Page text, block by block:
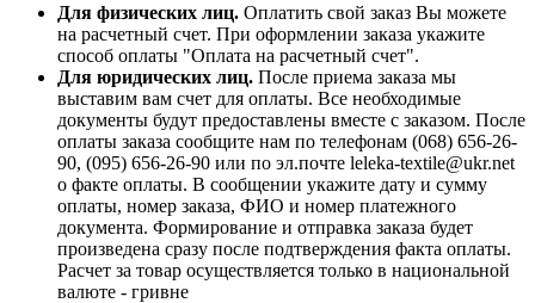
Для физических лиц. Оплатить свой заказ Вы можете
на расчетный счет. При оформлении заказа укажите
способ оплаты "Оплата на расчетный счет".
Для юридических лиц. После приема заказа мы
выставим вам счет для оплаты. Все необходимые
документы будут предоставлены вместе с заказом. После
оплаты заказа сообщите нам по телефонам (068) 656-26-
90, (095) 656-26-90 или по эл.почте leleka-textile@ukr.net
о факте оплаты. В сообщении укажите дату и сумму
оплаты, номер заказа, ФИО и номер платежного
документа. Формирование и отправка заказа будет
произведена сразу после подтверждения факта оплаты.
Расчет за товар осуществляется только в национальной
валюте - гривне